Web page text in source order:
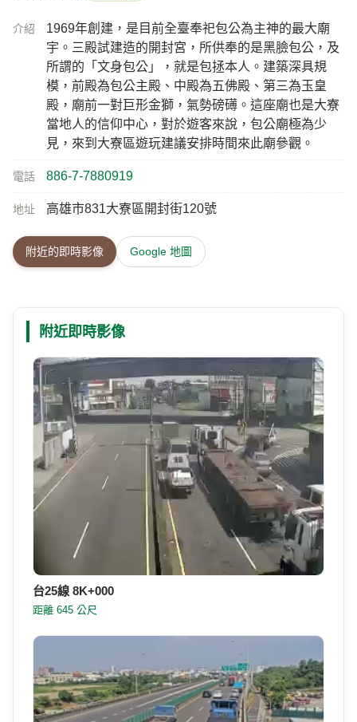
介紹
1969年創建，是目前全臺奉祀包公為主神的最大廟
宇。三殿試建造的開封宮，所供奉的是黑臉包公，及
所謂的「文身包公」，就是包拯本人。建築深具規
模，前殿為包公主殿、中殿為五佛殿、第三為玉皇
殿，廟前一對巨形金獅，氣勢磅礡。這座廟也是大寮
當地人的信仰中心，對於遊客來說，包公廟極為少
見，來到大寮區遊玩建議安排時間來此廟參觀。
電話 886-7-7880919
地址 高雄市831大寮區開封街120號
附近的即時影像 Google 地圖
附近即時影像
台25線 8K+000
距離 645 公尺